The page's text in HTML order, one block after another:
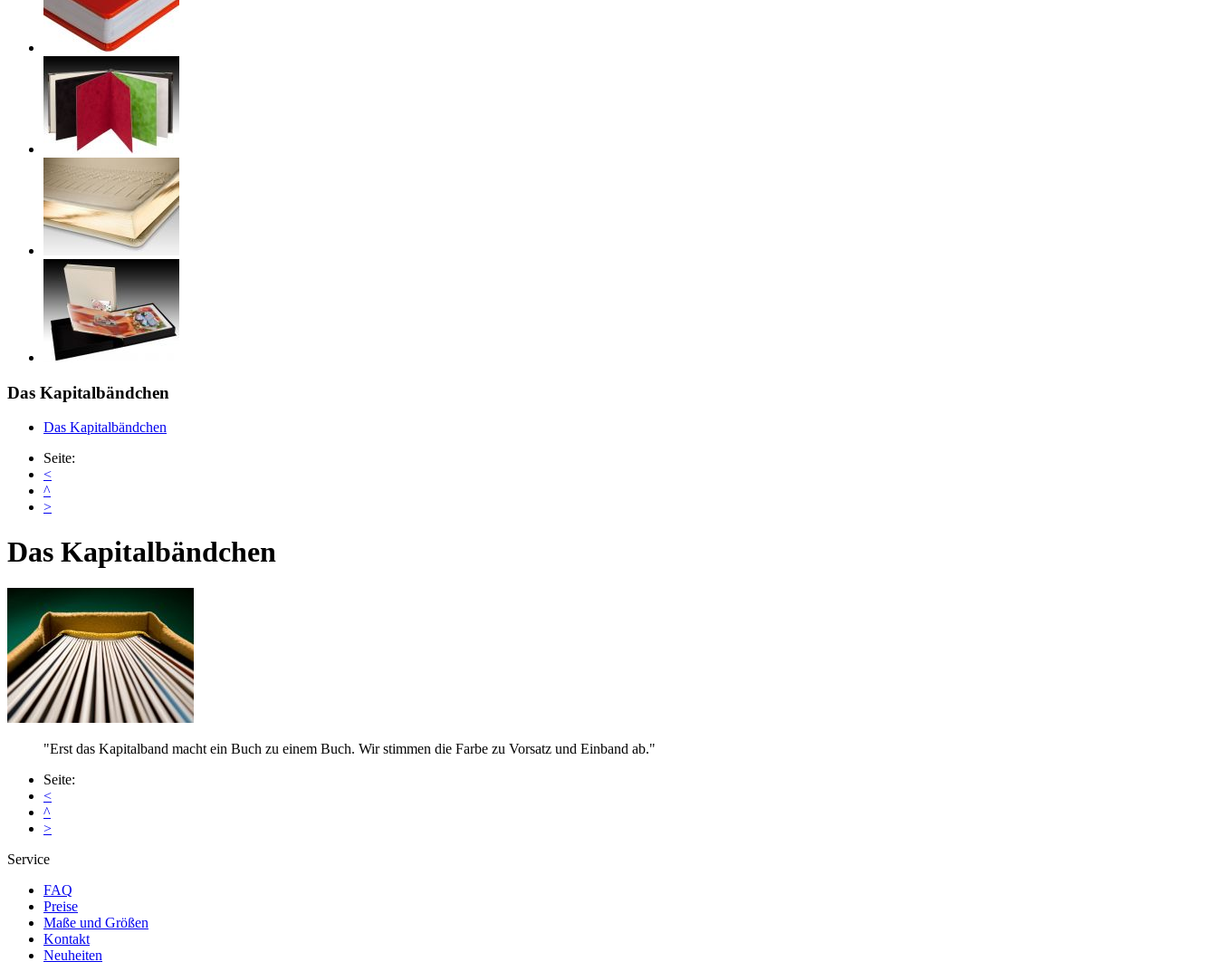
Das Kapitalbändchen
Das Kapitalbändchen
Seite:
<
^
>
Das Kapitalbändchen
Erst das Kapitalband macht ein Buch zu einem Buch. Wir stimmen die Farbe zu Vorsatz und Einband ab.
Seite:
<
^
>
Service
FAQ
Preise
Maße und Größen
Kontakt
Neuheiten